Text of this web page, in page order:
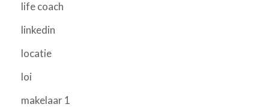
life coach
linkedin
locatie
loi
makelaar 1